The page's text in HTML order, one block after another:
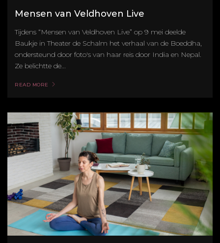
Mensen van Veldhoven Live
Tijdens “Mensen van Veldhoven Live” op 9 mei deelde
Baukje in Theater de Schalm het verhaal van de Boeddha,
ondersteund door foto's van haar reis door India en Nepal.
Ze belichtte de...
READ MORE